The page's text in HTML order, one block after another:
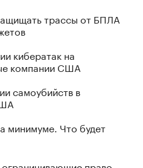
трассы от БПЛА
кибератак на
компании США
самоубийств в
минимуме. Что будет